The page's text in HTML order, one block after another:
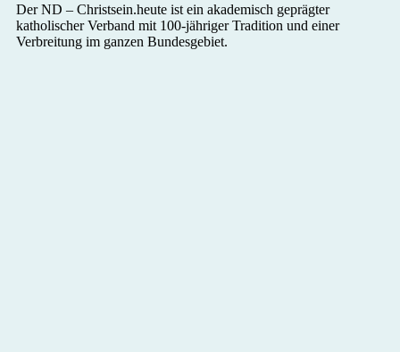
Der ND – Christsein.heute ist ein akademisch geprägter
katholischer Verband mit 100-jähriger Tradition und einer
Verbreitung im ganzen Bundesgebiet.